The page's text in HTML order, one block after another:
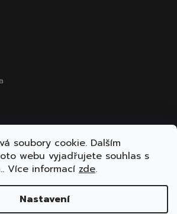
soubory cookie. Dalším
webu vyjadřujete souhlas s
Více informací zde.
Nastavení
platby